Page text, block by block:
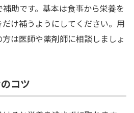
助です。基本は食事から栄養を
け補うようにしてください。用
は医師や薬剤師に相談しましょ
コツ